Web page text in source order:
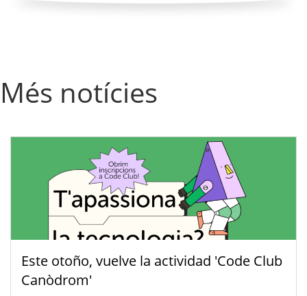
Més notícies
Este otoño, vuelve la actividad 'Code Club
Canòdrom'